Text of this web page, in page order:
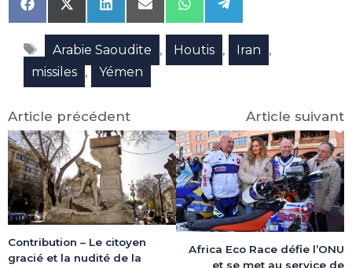
Share
on
Facebook
Share
on
X
(Twitter)
Share
on
LinkedIn
Share
on
Email
Share
on
WhatsApp
Share
on
Telegram
Étiquettes
Arabie Saoudite , Houtis , Iran ,
missiles , Yémen
Article précédent
Contribution – Le citoyen
gracié et la nudité de la
Article suivant
Africa Eco Race défie l’ONU
et se met au service de